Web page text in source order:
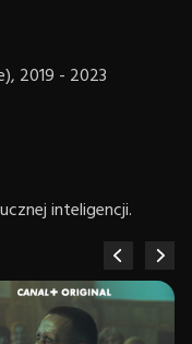
2019 - 2023
inteligencji.